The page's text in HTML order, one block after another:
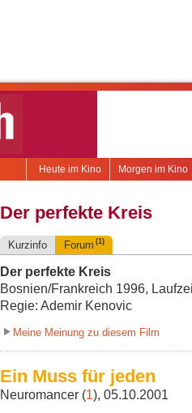
Morgen im Kino
Heute im Kino
Der perfekte Kreis
Kurzinfo Forum (1)
Der perfekte Kreis
Bosnien/Frankreich 1996,
Regie: Ademir Kenovic
Meine Meinung zu diesem Film
Ein Muss für jeden
Neuromancer (1), 05.10.2001